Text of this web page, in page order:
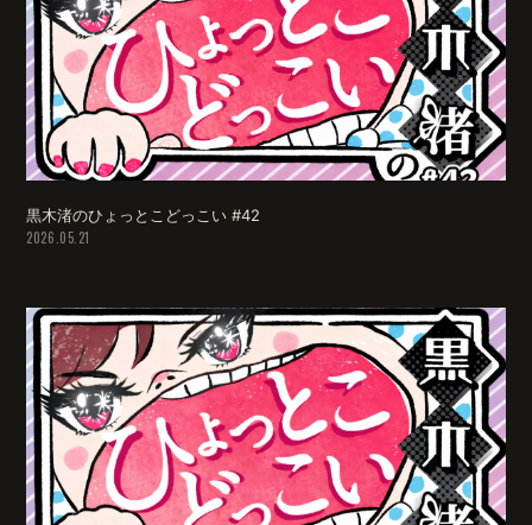
黒木渚のひょっとこどっこい #42
2026.05.21